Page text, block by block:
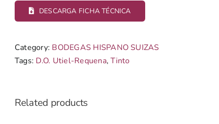
DESCARGA FICHA TÉCNICA
Category: BODEGAS HISPANO SUIZAS
Tags: D.O. Utiel-Requena,Tinto
Related products